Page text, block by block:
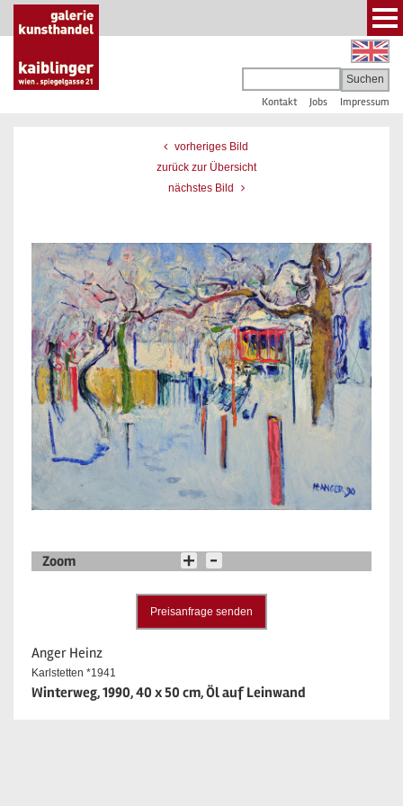
Kontakt Jobs Impressum
vorheriges Bild
zurück zur Übersicht
nächstes Bild
Zoom
Preisanfrage senden
Anger Heinz
Karlstetten *1941
Winterweg, 1990, 40 x 50 cm, Öl auf Leinwand